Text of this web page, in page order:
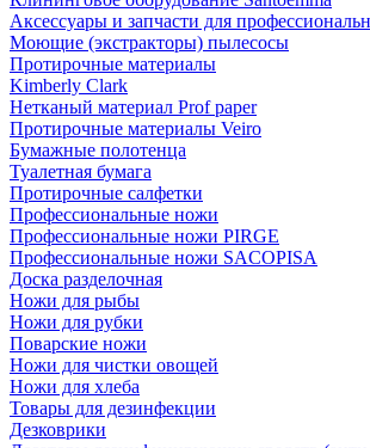
Аксессуары и запчасти для
Моющие (экстракторы) пылесосы
Протирочные материалы
Kimberly Clark
Нетканый материал Prof paper
Протирочные материалы Veiro
Бумажные полотенца
Туалетная бумага
Протирочные салфетки
Профессиональные ножи
Профессиональные ножи PIRGE
Профессиональные ножи SACOPISA
Доска разделочная
Ножи для рыбы
Ножи для рубки
Поварские ножи
Ножи для чистки овощей
Ножи для хлеба
Товары для дезинфекции
Дезковрики